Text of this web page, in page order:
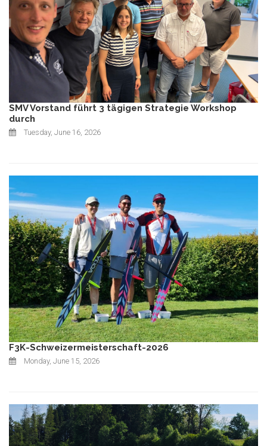
SMV Vorstand führt 3 tägigen Strategie Workshop
durch
Tuesday, June 16, 2026
F3K-Schweizermeisterschaft-2026
Monday, June 15, 2026